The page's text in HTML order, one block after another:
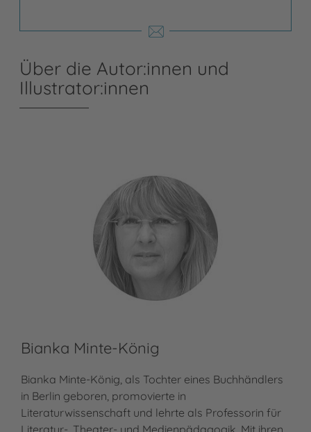
Über die Autor:innen und
Illustrator:innen
Bianka Minte-König
Bianka Minte-König, als Tochter eines Buchhändlers
in Berlin geboren, promovierte in
Literaturwissenschaft und lehrte als Professorin für
Literatur-, Theater- und Medienpädagogik. Mit ihren